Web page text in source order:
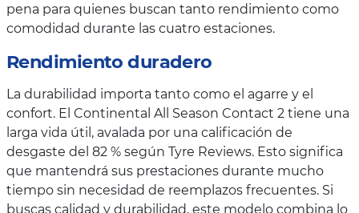
pena para quienes buscan tanto rendimiento como
comodidad durante las cuatro estaciones.
Rendimiento duradero
La durabilidad importa tanto como el agarre y el
confort. El Continental All Season Contact 2 tiene una
larga vida útil, avalada por una calificación de
desgaste del 82 % según Tyre Reviews. Esto significa
que mantendrá sus prestaciones durante mucho
tiempo sin necesidad de reemplazos frecuentes. Si
buscas calidad y durabilidad, este modelo combina lo